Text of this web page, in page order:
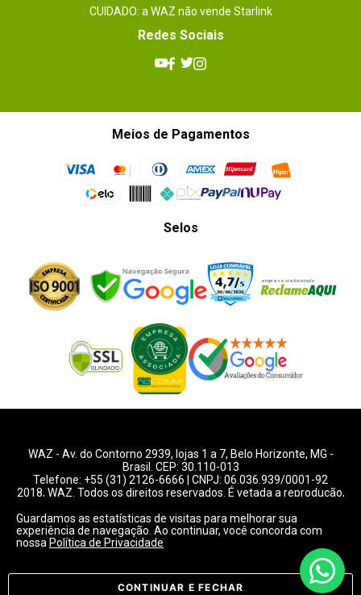
CUIDADO: a WAZ não vende Starlink
Redes Sociais
Meios de Pagamentos
Selos
WAZ - Av. do Contorno 2939, lojas 1 a 7, Belo Horizonte, MG -
Brasil. CEP: 30.110-013
Telefone: +55 (31) 2126-6666 | CNPJ: 06.036.939/0001-92
2018, WAZ. Todos os direitos reservados. É vetada a reprodução,
Preços e condições de pagamentos válidos exclusivamente
para compras pelo website.
Guardamos as estatísticas de visitas para melhorar sua
experiência de navegação. Ao continuar, você concorda com
nossa Política de Privacidade
CONTINUAR E FECHAR